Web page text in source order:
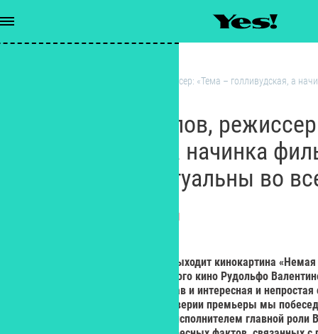
Владислав Козлов, режиссер: «Тема – голливудская, а
Владислав Козлов,
голливудская, а начинка
его смыслы актуальны во
ЕКАТЕРИНА СОЛОВЕЙ
21 марта в российский прокат выходит кинокартина
символе Голливуда, актере немого кино Рудольфо
замечательный актерский состав и интересная и
длилась долгих 15 лет. В преддверии премьеры мы
вдохновителем, режиссером и исполнителем главной